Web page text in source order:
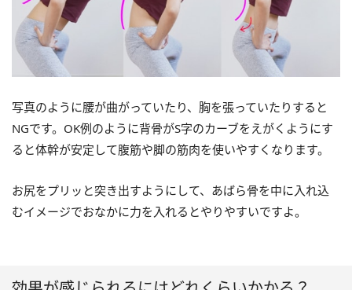
写真のように腰が曲がっていたり、胸を張っていたりすると
NGです。OK例のように背骨がS字のカーブをえがくようにす
ると体幹が安定して腹筋や脚の筋肉を使いやすくなります。
お尻をプリッと突き出すようにして、あばら骨を中に入れ込
むイメージでおなかに力を入れるとやりやすいですよ。